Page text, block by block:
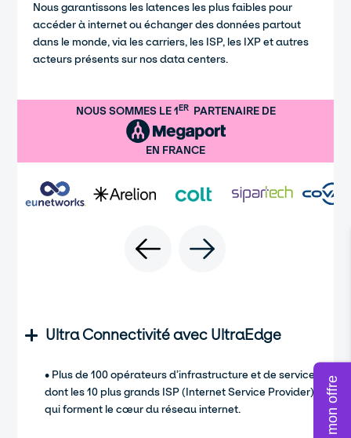
Nous garantissons les latences les plus faibles pour
accéder à internet ou échanger des données partout
dans le monde, via les carriers, les ISP, les IXP et autres
acteurs présents sur nos data centers.
NOUS SOMMES LE 1 ERPARTENAIRE DE
EN FRANCE
Ultra Connectivité avec UltraEdge
• Plus de 100 opérateurs d’infrastructure et de service
dont les 10 plus grands ISP (Internet Service Provider)
qui forment le cœur du réseau internet.